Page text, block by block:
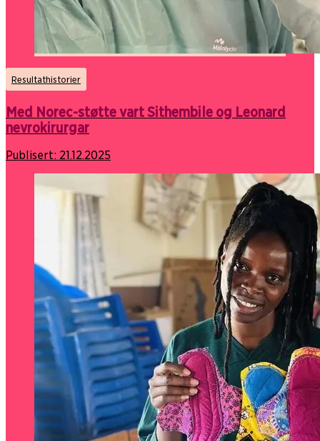
Resultathistorier
Med Norec-støtte vart Sithembile og Leonard
nevrokirurgar
Publisert: 21.12.2025